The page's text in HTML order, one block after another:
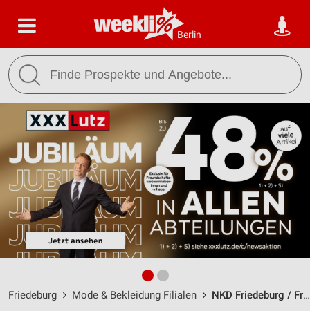
Berlin
Friedeburg Mode & Bekleidung Filialen NKD Friedeburg / Friedeburger Hauptstr. 74 - Öffnungszeiten & Adresse